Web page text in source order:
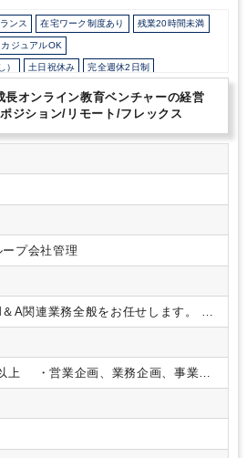
ークとGoogleのシステムを使用してい
、服装、などは自由度が高く、フレキ
囲気です。 【魅力ポイント】
ピーディーに業務を経験できる・リモ
が定着しており、柔軟な働き方が可能
ペシャリスト／マネジメント／ジョブロ
ンス 在宅ワーク制度あり 残業20時間未満
ジュアルOK
） 土日祝休み 完全週休2日制
長オンライン教育ベンチャーの経営
ジション/リモート/フレックス
グループ会社管理
A関連業務全般をお任せします。
現
・実行に関わる業務を担当いただき
の業務に携わっていただくことも
のPDCA、グロース施策
■既存事業の
中心のため、数日～1週間程度の出
あります。
上
・営業企画、業務企画、事業企
、ビジネス視点の高い方・スター
大きい環境で、フットワーク軽く新
れたご経験